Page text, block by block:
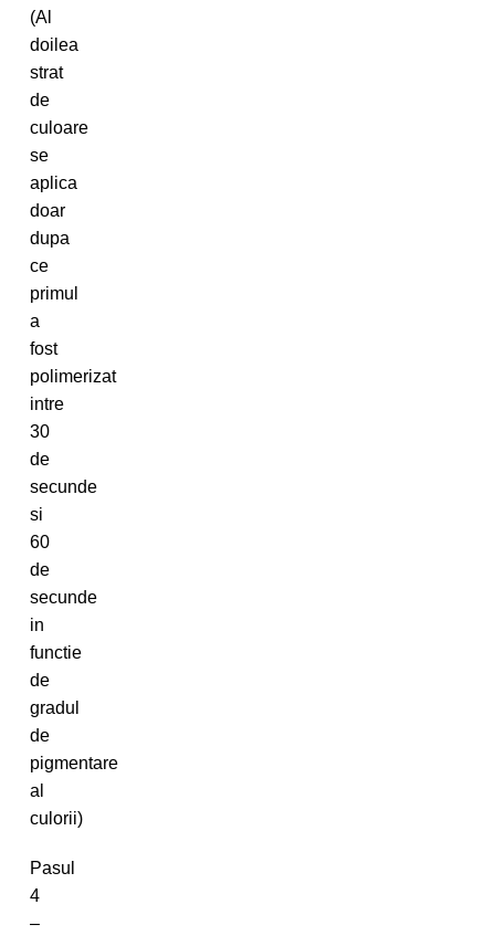
(Al
doilea
strat
de
culoare
se
aplica
doar
dupa
ce
primul
a
fost
polimerizat
intre
30
de
secunde
si
60
de
secunde
in
functie
de
gradul
de
pigmentare
al
culorii)
Pasul
4
–